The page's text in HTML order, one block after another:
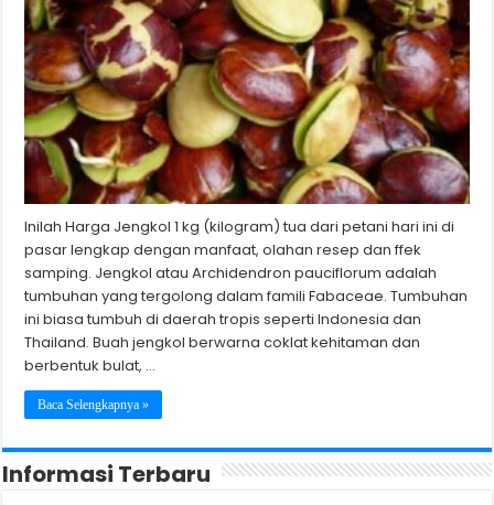
Inilah Harga Jengkol 1 kg (kilogram) tua dari petani hari ini di
pasar lengkap dengan manfaat, olahan resep dan ffek
samping. Jengkol atau Archidendron pauciflorum adalah
tumbuhan yang tergolong dalam famili Fabaceae. Tumbuhan
ini biasa tumbuh di daerah tropis seperti Indonesia dan
Thailand. Buah jengkol berwarna coklat kehitaman dan
berbentuk bulat, …
Baca Selengkapnya »
Informasi Terbaru